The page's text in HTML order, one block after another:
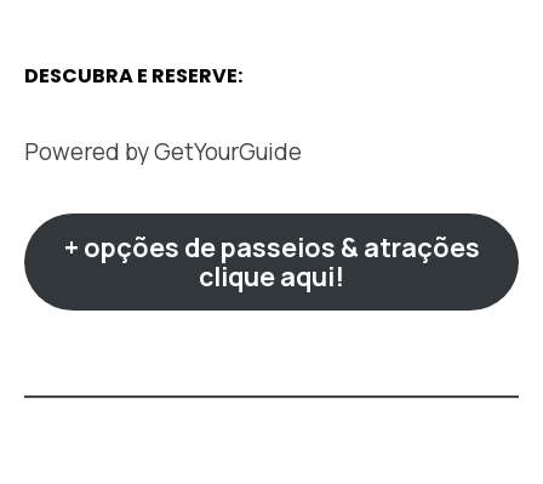
DESCUBRA E RESERVE:
Powered byGetYourGuide
+ opções de passeios & atrações
clique aqui!